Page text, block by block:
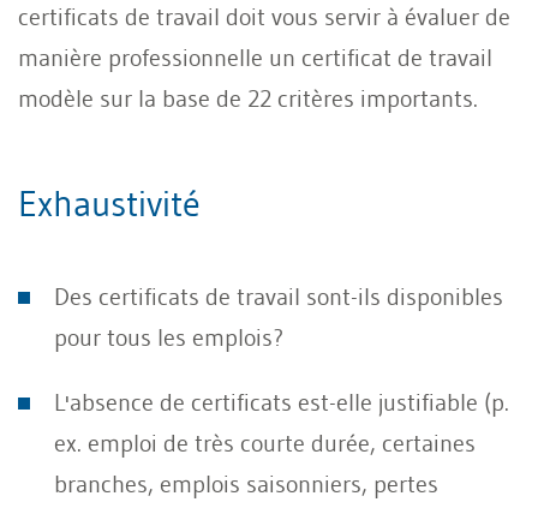
certificats de travail doit vous servir à évaluer de
manière professionnelle un certificat de travail
modèle sur la base de 22 critères importants.
Exhaustivité
Des certificats de travail sont-ils disponibles
pour tous les emplois?
L'absence de certificats est-elle justifiable (p.
ex. emploi de très courte durée, certaines
branches, emplois saisonniers, pertes